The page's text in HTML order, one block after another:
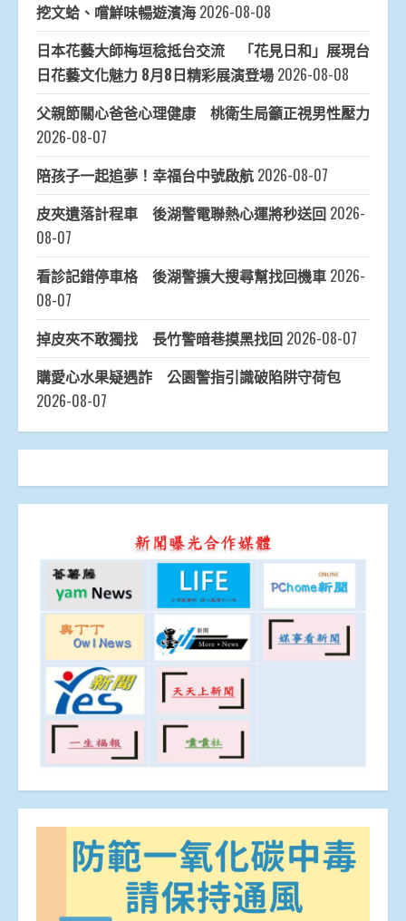
挖文蛤、嚐鮮味暢遊濱海 2026-08-08
日本花藝大師梅垣稔抵台交流 「花見日和」展現台
日花藝文化魅力 8月8日精彩展演登場 2026-08-08
父親節關心爸爸心理健康 桃衛生局籲正視男性壓力
2026-08-07
陪孩子一起追夢！幸福台中號啟航 2026-08-07
皮夾遺落計程車 後湖警電聯熱心運將秒送回 2026-
08-07
看診記錯停車格 後湖警擴大搜尋幫找回機車 2026-
08-07
掉皮夾不敢獨找 長竹警暗巷摸黑找回 2026-08-07
購愛心水果疑遇詐 公園警指引識破陷阱守荷包
2026-08-07